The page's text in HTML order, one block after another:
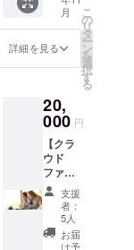
お届け
しま
す。ホ
リエモ
ン祭 in
裏舞台
情報満
載で
す。
月
詳細を見る
こ
の
リ
タ
ー
ン
を
選
択
す
る
20,
000 円
【クラ
ウド
ファウ
ンディ
ング成
功秘訣
の動画
お届
支援
者：
5人
お届
け予